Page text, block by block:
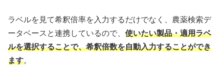
ラベルを見て希釈倍率を入力するだけでなく、農薬検索デ
ータベースと連携しているので、 使いたい製品・適用ラベ
ルを選択することで、希釈倍数を自動入力することができ
ます。